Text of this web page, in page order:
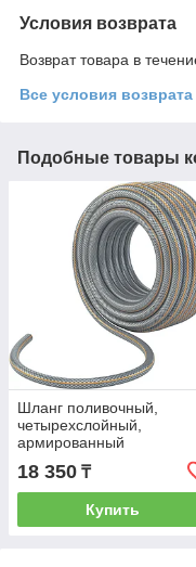
Условия возврата
Возврат товара в
Все условия возврата
Подобные товары
Шланг поливочный,
четырехслойный,
армированный
"Professional", 1/2 25 м
Palisad Luxe 67461
18 350 ₸
Купить